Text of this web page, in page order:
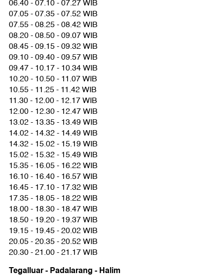
06.40 - 07.10 - 07.27 WIB
07.05 - 07.35 - 07.52 WIB
07.55 - 08.25 - 08.42 WIB
08.20 - 08.50 - 09.07 WIB
08.45 - 09.15 - 09.32 WIB
09.10 - 09.40 - 09.57 WIB
09.47 - 10.17 - 10.34 WIB
10.20 - 10.50 - 11.07 WIB
10.55 - 11.25 - 11.42 WIB
11.30 - 12.00 - 12.17 WIB
12.00 - 12.30 - 12.47 WIB
13.02 - 13.35 - 13.49 WIB
14.02 - 14.32 - 14.49 WIB
14.32 - 15.02 - 15.19 WIB
15.02 - 15.32 - 15.49 WIB
15.35 - 16.05 - 16.22 WIB
16.10 - 16.40 - 16.57 WIB
16.45 - 17.10 - 17.32 WIB
17.35 - 18.05 - 18.22 WIB
18.00 - 18.30 - 18.47 WIB
18.50 - 19.20 - 19.37 WIB
19.15 - 19.45 - 20.02 WIB
20.05 - 20.35 - 20.52 WIB
20.30 - 21.00 - 21.17 WIB
Tegalluar - Padalarang - Halim